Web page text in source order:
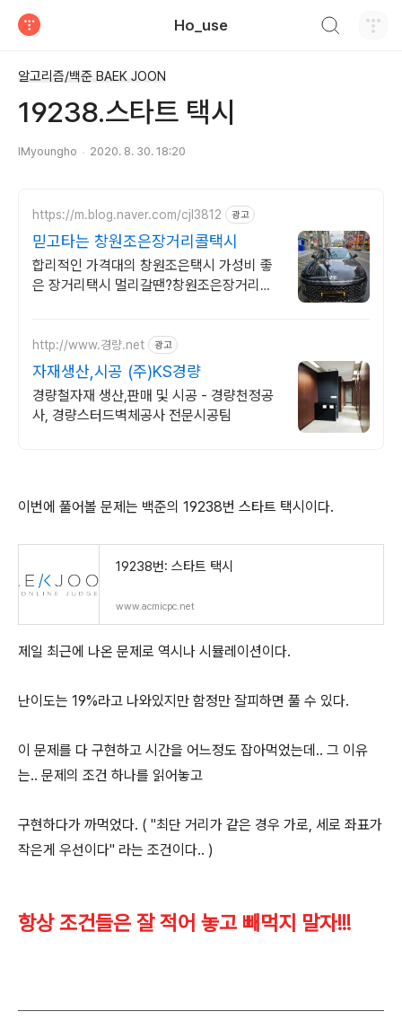
Ho_use
알고리즘/백준 BAEK JOON
19238.스타트 택시
IMyoungho 2020. 8. 30. 18:20
https://m.blog.naver.com/cjl3812 광고
믿고타는 창원조은장거리콜택시
합리적인 가격대의 창원조은택시 가성비 좋
은 장거리택시 멀리갈땐?창원조은장거리콜
http://www.경량.net 광고
자재생산,시공 (주)KS경량
경량철자재 생산,판매 및 시공 - 경량천정공
사, 경량스터드벽체공사 전문시공팀
이번에 풀어볼 문제는 백준의 19238번 스타트 택시이다.
19238번: 스타트 택시
www.acmicpc.net
제일 최근에 나온 문제로 역시나 시뮬레이션이다.
난이도는 19%라고 나와있지만 함정만 잘피하면 풀 수 있다.
이 문제를 다 구현하고 시간을 어느정도 잡아먹었는데.. 그 이유
는.. 문제의 조건 하나를 읽어놓고
구현하다가 까먹었다. ( "최단 거리가 같은 경우 가로, 세로 좌표가
작은게 우선이다" 라는 조건이다.. )
항상 조건들은 잘 적어 놓고 빼먹지 말자!!!